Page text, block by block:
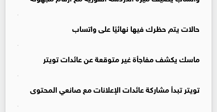
حالات يتم حظرك فيها نهائيًا على واتساب
ماسك يكشف مفاجأة غير متوقعة عن عائدات تويتر
تويتر تبدأ مشاركة عائدات الإعلانات مع صانعي المحتوى